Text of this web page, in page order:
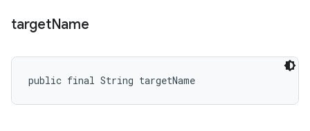
targetName
public final String targetName